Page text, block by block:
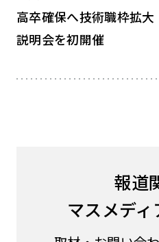
高卒確保へ技術職枠拡
説明会を初開催
報道
マスメデ